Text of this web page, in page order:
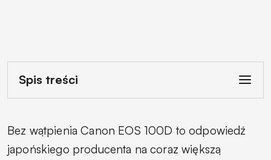
Spis treści
Bez wątpienia Canon EOS 100D to odpowiedź
japońskiego producenta na coraz większą